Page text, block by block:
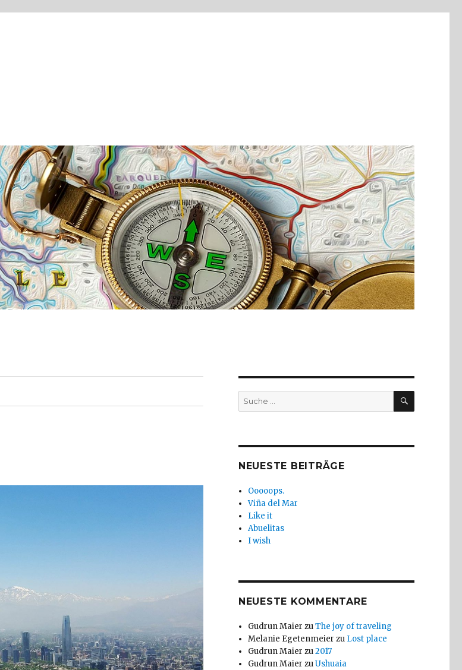
Suche
nach:
SUCHE
NEUESTE BEITRÄGE
Ooooops.
Viña del Mar
Like it
Abuelitas
I wish
NEUESTE KOMMENTARE
Gudrun Maier zuThe joy of traveling
Melanie Egetenmeier zu Lost place
Gudrun Maier zu2017
Gudrun Maier zuUshuaia